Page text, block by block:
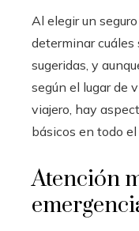
Al elegir un
determinar cuáles
sugeridas, y
según el lugar de
viajero, hay
básicos en todo el
Atención